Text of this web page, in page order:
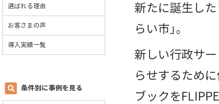
新たに誕生した
らい市」。
新しい行政サ
らせするため
ブックを
選ばれる理由
お客さまの声
導入実績一覧
条件別に事例を見る